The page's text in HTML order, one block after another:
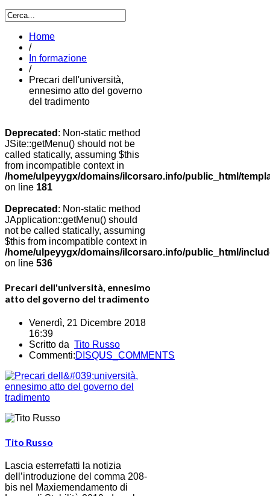
Home
/
In formazione
/
Precari dell'università,
ennesimo atto del governo
del tradimento
Deprecated : Non-static method
JSite::getMenu() should not be
called statically, assuming $this
from incompatible context in
/home/ulpeyygx/domains/ilcorsaro.info/public_html/
on line 181
Deprecated : Non-static method
JApplication::getMenu() should
not be called statically, assuming
$this from incompatible context in
/home/ulpeyygx/domains/ilcorsaro.info/public_html/
on line 536
Precari dell'università, ennesimo
atto del governo del tradimento
Venerdì, 21 Dicembre 2018
16:39
Scritto da Tito Russo
Commenti:DISQUS_COMMENTS
Tito Russo
Lascia esterrefatti la notizia
dell’introduzione del comma 208-
bis nel Maxiemendamento di